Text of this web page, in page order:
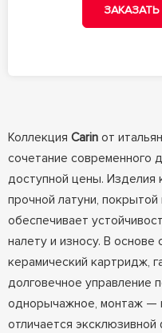
Коллекция Carinот
сочетание современного
доступной цены. Изделия
прочной латуни,
обеспечивает
налету и износу. В
керамический картридж,
долговечное управление
однорычажное, монтаж —
отличается